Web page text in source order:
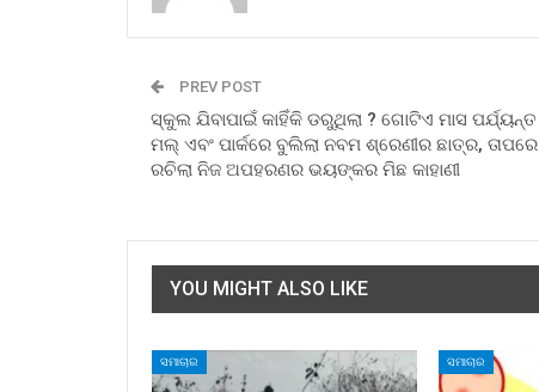
PREV POST
ସ୍କୁଲ ଯିବାପାଇଁ କାହିଁକି ଡରୁଥିଲା ? ଗୋଟିଏ ମାସ ପର୍ଯ୍ୟନ୍ତ
ମଲ୍ ଏବଂ ପାର୍କରେ ବୁଲିଲା ନବମ ଶ୍ରେଣୀର ଛାତ୍ର, ତାପରେ
ରଚିଲା ନିଜ ଅପହରଣର ଭୟଙ୍କର ମିଛ କାହାଣୀ
YOU MIGHT ALSO LIKE
ସମାଚାର ସମାଚାର